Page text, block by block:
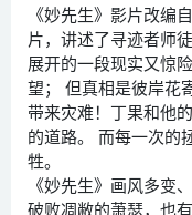
《妙先生》影片改编
片，讲述了寻迹者师
展开的一段现实又惊
望； 但真相是彼岸花
带来灾难！丁果和他
的道路。 而每一次的
牲。
《妙先生》画风多变
破败凋敝的萧瑟，也